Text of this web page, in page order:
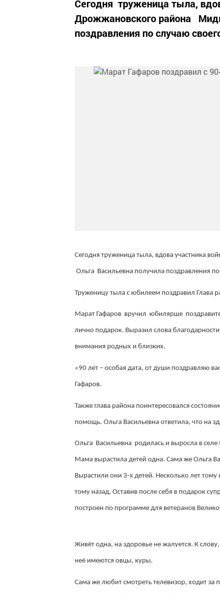
Сегодня труженица тыла,
Дрожжановского района
поздравления по случаю
Сегодня труженица тыла, вдова участника
Ольга Васильевна получила поздравления
Труженицу тыла с юбилеем поздравил Глава
Марат Гафаров вручил юбилярше
лично подарок. Выразил слова
внимания родных и близких.
«90 лет – особая дата, от души поздравляю
Гафаров.
Также глава района поинтересовался
помощь. Ольга Васильевна ответила, что на
Ольга Васильевна родилась и выросла в
Мама вырастила детей одна. Сама же Ольга
Вырастили они 3-х детей. Несколько лет
тому назад. Оставив после себя в подарок
построен по программе для ветеранов
Живёт одна, на здоровье не жалуется. К
неё имеются овцы, куры.
Сама же любит смотреть телевизор, ходит